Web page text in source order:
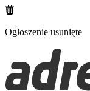
Ogłoszenie usunięte